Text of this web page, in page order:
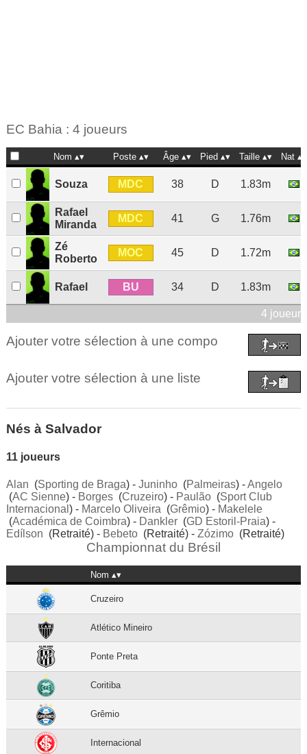
EC Bahia : 4 joueurs
Nom Poste Âge Pied Taille Nat
Souza MDC 38 D 1.83m
Rafael
Miranda
MDC 41 G 1.76m
Zé
Roberto
MOC 45 D 1.72m
Rafael BU 34 D 1.83m
4 joueurs
Ajouter votre sélection à une compo
Ajouter votre sélection à une liste
Nés à Salvador
11 joueurs
Alan (Sporting de Braga) - Juninho(Palmeiras) -Angelo
(AC Sienne) - Borges(Cruzeiro) - Paulão(Sport Club
Internacional ) - Marcelo Oliveira (Grêmio) - Makelele
(Académica de Coimbra) - Dankler(GD Estoril-Praia) -
Edílson (Retraité) - Bebeto(Retraité) - Zózimo(Retraité)
Championnat du Brésil
Nom
Cruzeiro
Atlético Mineiro
Ponte Preta
Coritiba
Grêmio
Internacional